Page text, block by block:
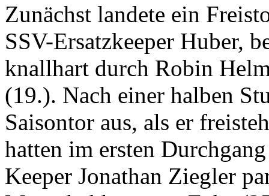
Zunächst landete ein
SSV-Ersatzkeeper Huber,
knallhart durch Robin
(19.). Nach einer halben
Saisontor aus, als er
hatten im ersten
Keeper Jonathan Ziegler